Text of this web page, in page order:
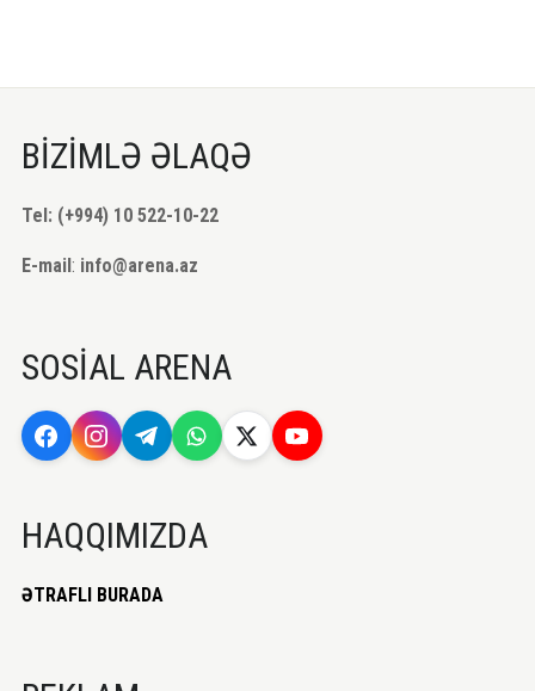
BİZİMLƏ ƏLAQƏ
Tel: (+994) 10 522-10-22
E-mail: info@arena.az
SOSİAL ARENA
HAQQIMIZDA
ƏTRAFLI BURADA